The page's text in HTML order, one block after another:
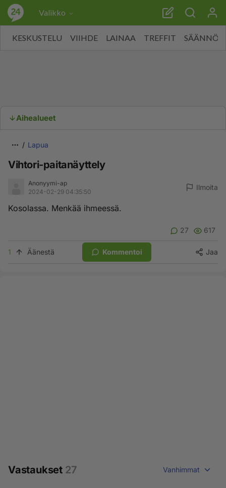
Valikko
KESKUSTELU VIIHDE LAINAA TREFFIT SÄÄNNÖT
Aihealueet
Lapua
Vihtori-paitanäyttely
Anonyymi-ap
2024-02-29 04:35:50
Ilmoita
Kosolassa. Menkää ihmeessä.
27 617
1 Äänestä Kommentoi Jaa
Vastaukset 27 Vanhimmat